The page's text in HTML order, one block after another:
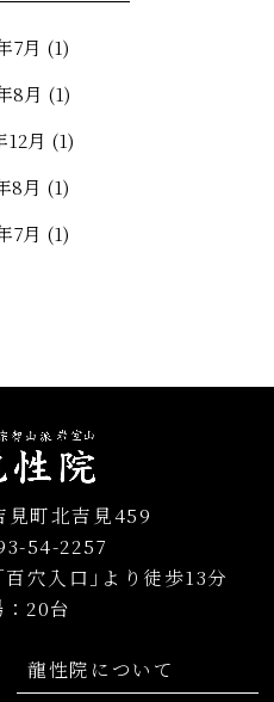
7月 (1)
8月 (1)
12月 (1)
8月 (1)
7月 (1)
7月(1)
8月(1)
見町北吉見459
54-2257
穴入口｣より徒歩13分
20台
龍性院について